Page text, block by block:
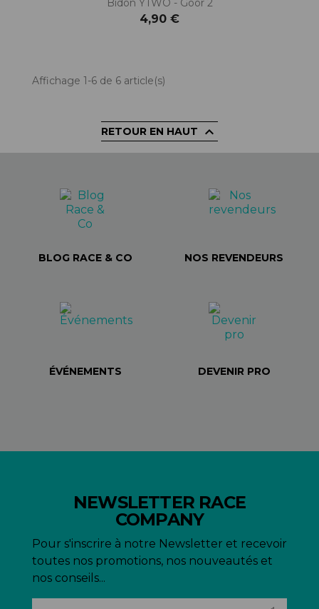
Bidon YTWO - Goor 2
4,90 €
Affichage 1-6 de 6 article(s)
RETOUR EN HAUT 
BLOG RACE & CO NOS REVENDEURS
ÉVÉNEMENTS DEVENIR PRO
NEWSLETTER RACE
COMPANY
Pour s'inscrire à notre Newsletter et recevoir
toutes nos promotions, nos nouveautés et
nos conseils...